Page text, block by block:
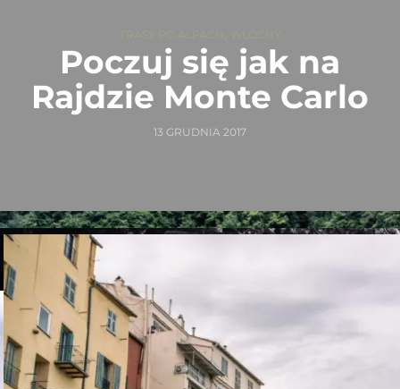
Poczuj się jak na
Rajdzie Monte Carlo
13 GRUDNIA 2017
D roga D2565 prowadząca do Col de Turini
obejmuje długą serię zakrętów, które wiją się
po zboczach gór. To arena, na której najlepsi
kierowcyw historii demonstrowali swoje niezwykłe